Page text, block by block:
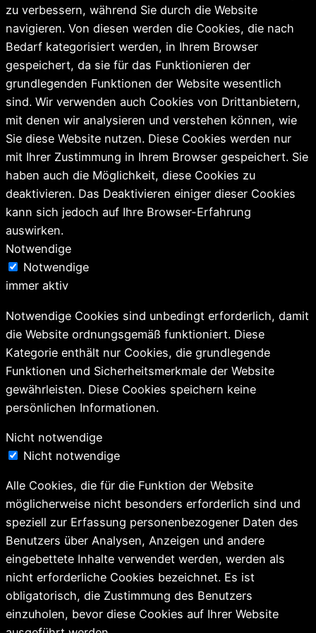
zu verbessern, während Sie durch die Website
navigieren. Von diesen werden die Cookies, die nach
Bedarf kategorisiert werden, in Ihrem Browser
gespeichert, da sie für das Funktionieren der
grundlegenden Funktionen der Website wesentlich
sind. Wir verwenden auch Cookies von Drittanbietern,
mit denen wir analysieren und verstehen können, wie
Sie diese Website nutzen. Diese Cookies werden nur
mit Ihrer Zustimmung in Ihrem Browser gespeichert. Sie
haben auch die Möglichkeit, diese Cookies zu
deaktivieren. Das Deaktivieren einiger dieser Cookies
kann sich jedoch auf Ihre Browser-Erfahrung
auswirken.
Notwendige
Notwendige
immer aktiv
Notwendige Cookies sind unbedingt erforderlich, damit
die Website ordnungsgemäß funktioniert. Diese
Kategorie enthält nur Cookies, die grundlegende
Funktionen und Sicherheitsmerkmale der Website
gewährleisten. Diese Cookies speichern keine
persönlichen Informationen.
Nicht notwendige
Nicht notwendige
Alle Cookies, die für die Funktion der Website
möglicherweise nicht besonders erforderlich sind und
speziell zur Erfassung personenbezogener Daten des
Benutzers über Analysen, Anzeigen und andere
eingebettete Inhalte verwendet werden, werden als
nicht erforderliche Cookies bezeichnet. Es ist
obligatorisch, die Zustimmung des Benutzers
einzuholen, bevor diese Cookies auf Ihrer Website